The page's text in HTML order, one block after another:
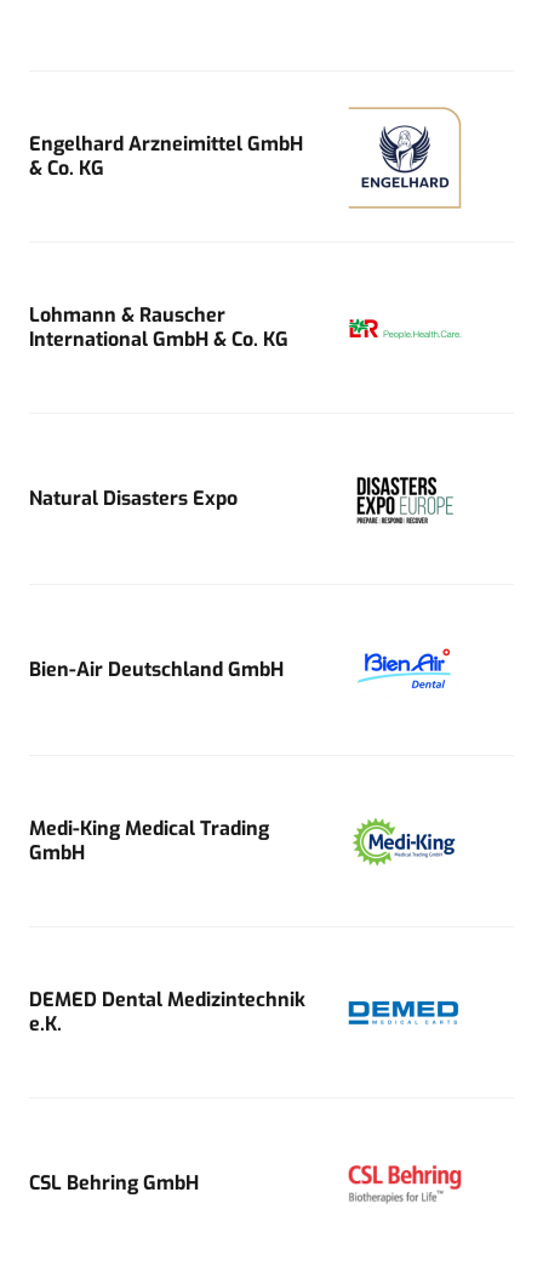
Engelhard Arzneimittel GmbH
& Co. KG
Lohmann & Rauscher
International GmbH & Co. KG
Natural Disasters Expo
Bien-Air Deutschland GmbH
Medi-King Medical Trading
GmbH
DEMED Dental Medizintechnik
e.K.
CSL Behring GmbH